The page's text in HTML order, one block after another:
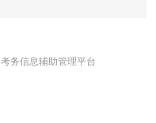
考务信息辅助管理平台